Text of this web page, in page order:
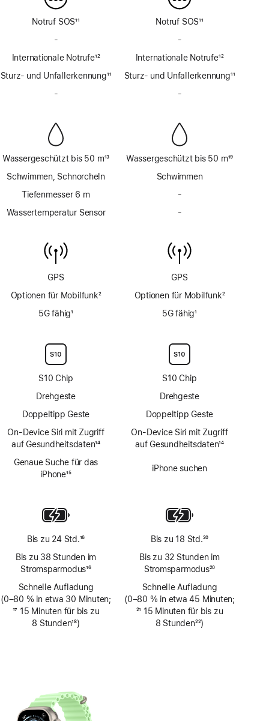
Notruf SOS11
-
SOS
über
Internationale Notrufe12
Sturz- und Unfallerkennung11
-
Wassergeschützt bis 50 m13
Schwimmen, Schnorcheln
Tiefenmesser 6 m
Wassertemperatur Sensor
GPS
Optionen für Mobilfunk2
5G fähig1
S10 Chip
Drehgeste
Doppeltipp Geste
On‑Device Siri mit Zugriff
auf Gesundheitsdaten14
Genaue Suche für das
iPhone15
Bis zu 24 Std.16
Bis zu 38 Stunden im
Stromsparmodus16
Schnelle Aufladung
(0–80 % in etwa 30 Minuten;
Fußnote
17 15 Minuten für bis zu
8 Stunden18)
Notruf SOS11
-
SOS
über
Internationale Notrufe12
Sturz- und Unfallerkennung11
-
Wassergeschützt bis 50 m19
Schwimmen
-
-
GPS
Optionen für Mobilfunk2
5G fähig1
S10 Chip
Drehgeste
Doppeltipp Geste
On‑Device Siri mit Zugriff
auf Gesundheitsdaten14
iPhone suchen
Bis zu 18 Std.20
Bis zu 32 Stunden im
Stromsparmodus20
Schnelle Aufladung
(0–80 % in etwa 45 Minuten;
Fußnote
21 15 Minuten für bis zu
8 Stunden22)